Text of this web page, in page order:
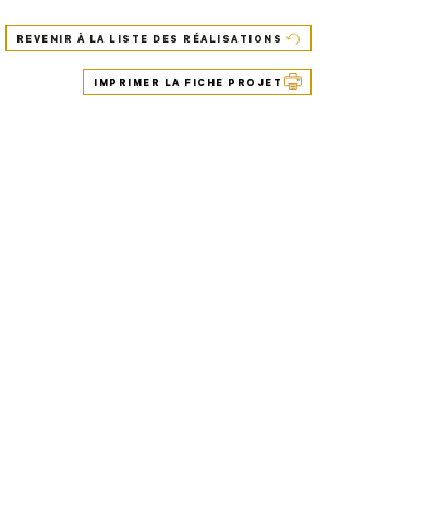
REVENIR À LA LISTE DES RÉALISATIONS
IMPRIMER LA FICHE PROJET